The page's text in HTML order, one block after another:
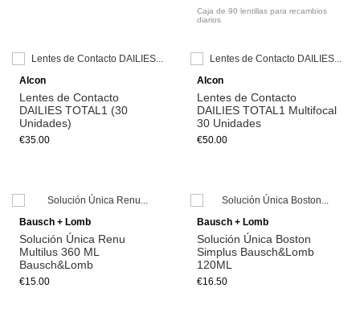
Caja de 90 lentillas para recambios
diarios
Alcon
Lentes de Contacto
DAILIES TOTAL1 (30
Unidades)
€35.00
Alcon
Lentes de Contacto
DAILIES TOTAL1 Multifocal
30 Unidades
€50.00
Add to cart
Bausch + Lomb
Solución Única Renu
Multilus 360 ML
Bausch&Lomb
€15.00
Add to cart
Bausch + Lomb
Solución Única Boston
Simplus Bausch&Lomb
120ML
€16.50